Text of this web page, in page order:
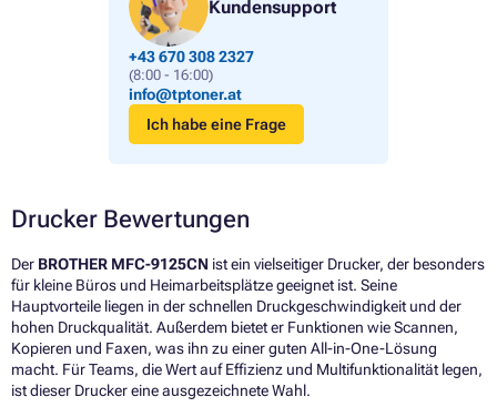
Kundensupport
+43 670 308 2327
(8:00 - 16:00)
info@tptoner.at
Ich habe eine Frage
Drucker Bewertungen
Der BROTHER MFC-9125CN ist ein vielseitiger Drucker, der besonders
für kleine Büros und Heimarbeitsplätze geeignet ist. Seine
Hauptvorteile liegen in der schnellen Druckgeschwindigkeit und der
hohen Druckqualität. Außerdem bietet er Funktionen wie Scannen,
Kopieren und Faxen, was ihn zu einer guten All-in-One-Lösung
macht. Für Teams, die Wert auf Effizienz und Multifunktionalität legen,
ist dieser Drucker eine ausgezeichnete Wahl.